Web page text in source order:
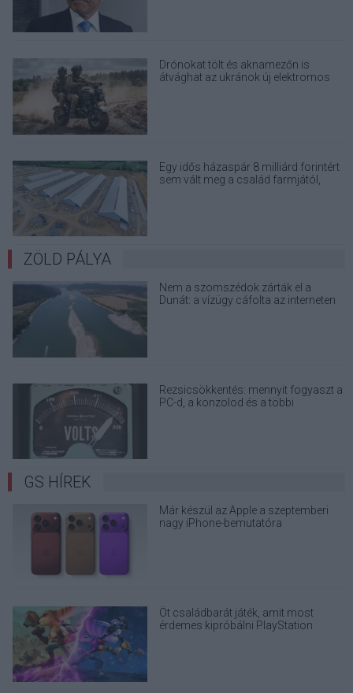
Drónokat tölt és aknamezőn is
átvághat az ukránok új elektromos
Egy idős házaspár 8 milliárd forintért
sem vált meg a család farmjától,
ZÖLD PÁLYA
Nem a szomszédok zárták el a
Dunát: a vízügy cáfolta az interneten
Rezsicsökkentés: mennyit fogyaszt a
PC-d, a konzolod és a többi
GS HÍREK
Már készül az Apple a szeptemberi
nagy iPhone-bemutatóra
Öt családbarát játék, amit most
érdemes kipróbálni PlayStation